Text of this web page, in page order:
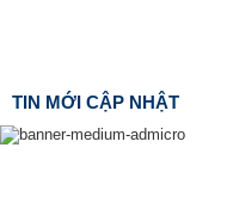
TIN MỚI CẬP NHẬT